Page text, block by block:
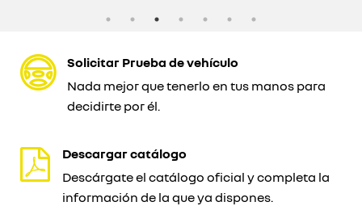
Solicitar Prueba de vehículo
Nada mejor que tenerlo en tus manos para
decidirte por él.
Descargar catálogo
Descárgate el catálogo oficial y completa la
información de la que ya dispones.